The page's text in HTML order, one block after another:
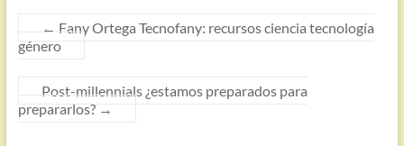
← Fany Ortega Tecnofany: recursos ciencia tecnología
género
Post-millennials ¿estamos preparados para
prepararlos? →